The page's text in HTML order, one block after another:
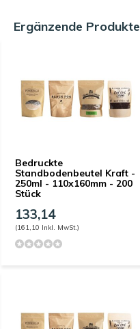
Ergänzende Produkte
Bedruckte
Standbodenbeutel Kraft -
250ml - 110x160mm - 200
Stück
133,14
(161,10 Inkl. MwSt.)